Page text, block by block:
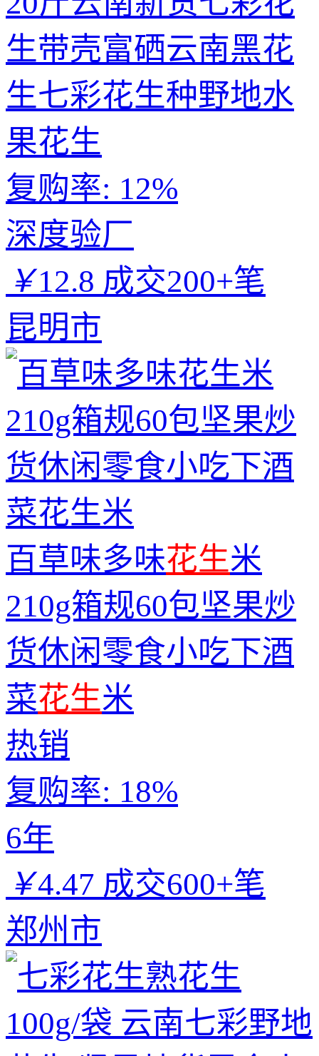
生带壳富硒云南黑花
生七彩花生种野地水
果花生
复购率: 12%
深度验厂
￥12.8 成交200+笔
昆明市
百草味多味花生米
210g箱规60包坚果炒
货休闲零食小吃下酒
菜花生米
热销
复购率: 18%
6年
￥4.47 成交600+笔
郑州市